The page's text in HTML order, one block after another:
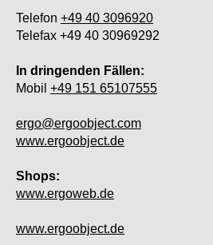
Telefon +49 40 3096920
Telefax +49 40 30969292
In dringenden Fällen:
Mobil +49 151 65107555
ergo@ergoobject.com
www.ergoobject.de
Shops:
www.ergoweb.de
www.ergoobject.de